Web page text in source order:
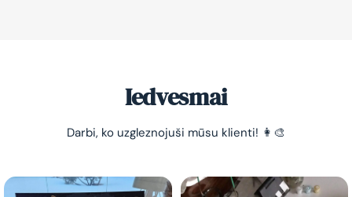
Iedvesmai
Darbi, ko uzgleznojuši mūsu klienti! 👩‍🎨